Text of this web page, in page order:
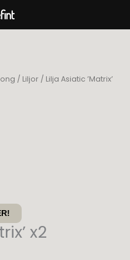
/ Liljor / Lilja Asiatic ’Matrix’
x2